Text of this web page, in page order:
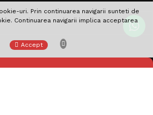
uri. Prin continuarea navigarii sunteti de
Continuarea navigarii implica acceptarea
Accept